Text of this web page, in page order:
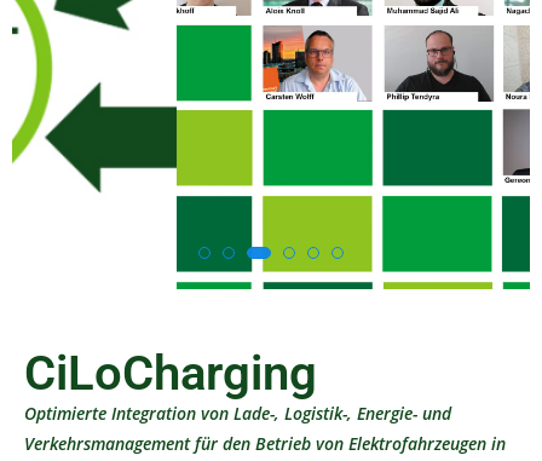
CiLoCharging
Optimierte Integration von Lade-, Logistik-, Energie- und
Verkehrsmanagement für den Betrieb von Elektrofahrzeugen in